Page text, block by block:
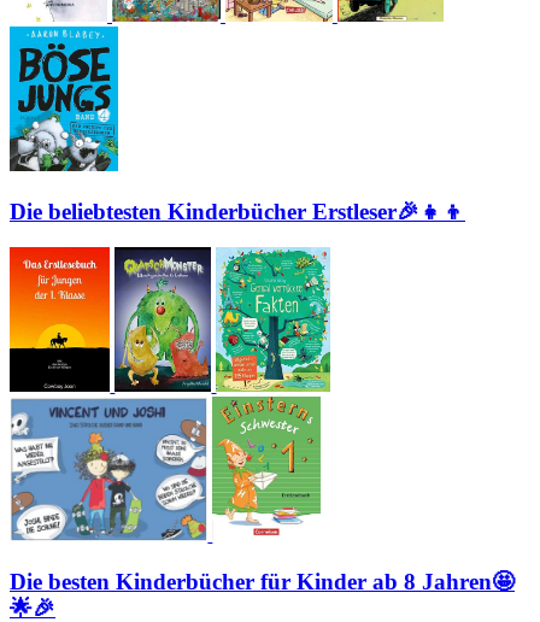
Die beliebtesten Kinderbücher Erstleser🎉👧👦
Die besten Kinderbücher für Kinder ab 8 Jahren🤩
🌟🎉